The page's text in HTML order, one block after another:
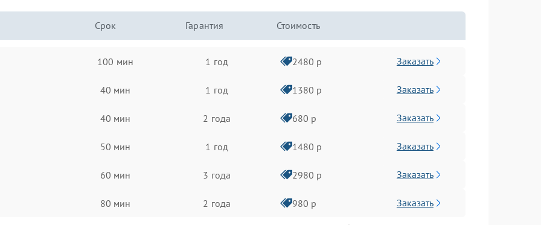
Срок Гарантия Стоимость
100 мин 1 год 2480 р Заказать
40 мин 1 год 1380 р Заказать
40 мин 2 года 680 р Заказать
50 мин 1 год 1480 р Заказать
60 мин 3 года 2980 р Заказать
80 мин 2 года 980 р Заказать